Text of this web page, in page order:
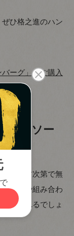
ひ格之進のハン
ーグ」のご購入
ズやソー
選び方次第で無
べ方や組み合わ
れられるでしょ